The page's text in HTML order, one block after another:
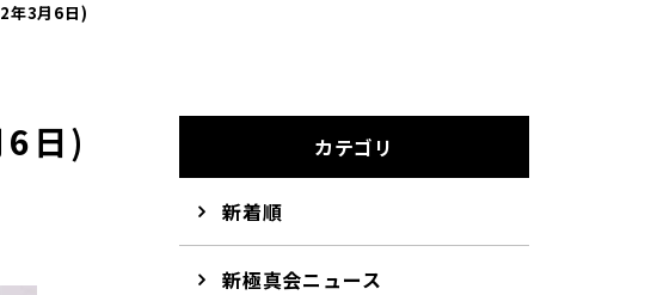
年3月6日)
日) カテゴリ
新着順
新極真会ニュース